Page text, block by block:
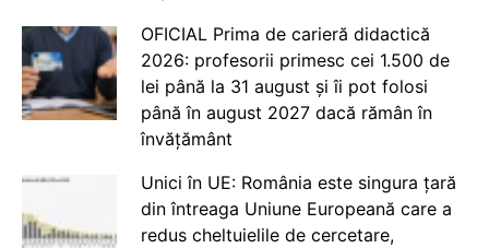
OFICIAL Prima de carieră didactică
2026: profesorii primesc cei 1.500 de
lei până la 31 august și îi pot folosi
până în august 2027 dacă rămân în
învățământ
Unici în UE: România este singura țară
din întreaga Uniune Europeană care a
redus cheltuielile de cercetare,